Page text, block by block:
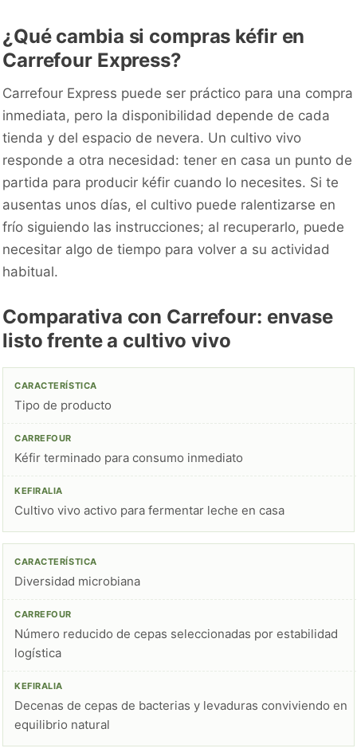
¿Qué cambia si compras kéfir en
Carrefour Express?
Carrefour Express puede ser práctico para una compra
inmediata, pero la disponibilidad depende de cada
tienda y del espacio de nevera. Un cultivo vivo
responde a otra necesidad: tener en casa un punto de
partida para producir kéfir cuando lo necesites. Si te
ausentas unos días, el cultivo puede ralentizarse en
frío siguiendo las instrucciones; al recuperarlo, puede
necesitar algo de tiempo para volver a su actividad
habitual.
Comparativa con Carrefour: envase
listo frente a cultivo vivo
Tipo de producto
Kéfir terminado para consumo inmediato
Cultivo vivo activo para fermentar leche en casa
Diversidad microbiana
Número reducido de cepas seleccionadas por estabilidad
logística
Decenas de cepas de bacterias y levaduras conviviendo en
equilibrio natural